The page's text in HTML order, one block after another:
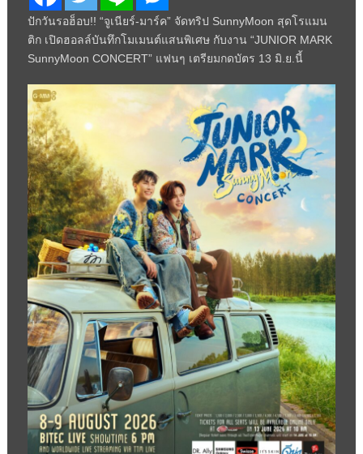
ปักวันรอฮ็อบ!! “จูเนียร์-มาร์ค” จัดทริป SunnyMoon สุดโรแมน
ติก เปิดฮอลล์บันทึกโมเมนต์แสนพิเศษ กับงาน “JUNIOR MARK
SunnyMoon CONCERT” แฟนๆ เตรียมกดบัตร 13 มิ.ย.นี้